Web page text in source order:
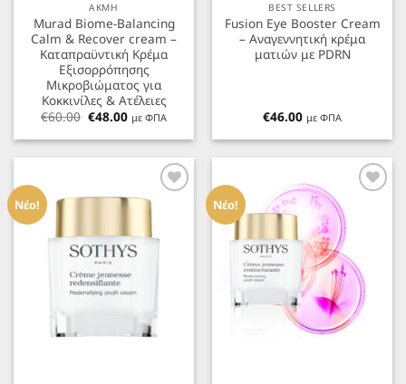
ΑΚΜΗ
Murad Biome-Balancing
Calm & Recover cream –
Καταπραϋντική Κρέμα
Εξισορρόπησης
Μικροβιώματος για
Κοκκινίλες & Ατέλειες
€60.00 Original
price
was:
€48.00Η
τρέχουσα
τιμή
€48.00.
με ΦΠΑ
BEST SELLERS
Fusion Eye Booster Cream
– Αναγεννητική κρέμα
ματιών με PDRN
€46.00 με ΦΠΑ
Νέο!
Προσθήκη
Αγαπημένα
Νέο!
Προσθήκη
Αγαπημένα